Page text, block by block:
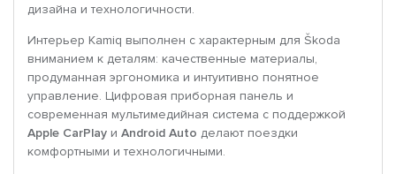
дизайна и технологичности.
Интерьер Kamiq выполнен с характерным для Škoda
вниманием к деталям: качественные материалы,
продуманная эргономика и интуитивно понятное
управление. Цифровая приборная панель и
современная мультимедийная система с поддержкой
Apple CarPlay и Android Auto делают поездки
комфортными и технологичными.